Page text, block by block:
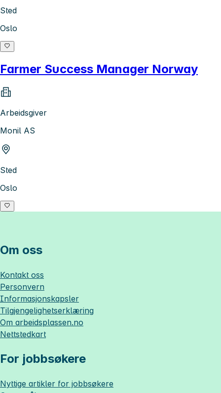
Sted
Oslo
Farmer Success Manager Norway
Arbeidsgiver
Monil AS
Sted
Oslo
Om oss
Kontakt oss
Personvern
Informasjonskapsler
Tilgjengelighetserklæring
Om arbeidsplassen.no
Nettstedkart
For jobbsøkere
Nyttige artikler for jobbsøkere